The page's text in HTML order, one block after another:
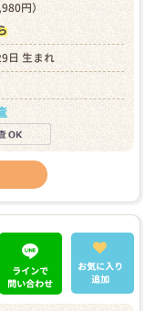
円）
日 生まれ
ラインで
問い合わせ
お気に入り
追加